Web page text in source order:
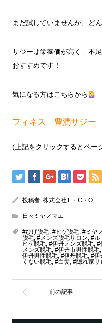
まだ試していませんが、ど
サジーは栄養価が高く、不
おすすめです！
気になる方はこちらから
フィネス 豊潤サジー
(上記をクリックするとペー
投稿者: 株式会社 E・C・O
日々ミヤノマエ
#ひげ脱毛, #ヒゲ脱毛, #ミヤ
脱毛, #メンズ脱毛サロン, #ル
ヒゲ脱毛, #伊丹メンズ脱毛, #
メンズ脱毛, #伊丹市男性脱毛,
伊丹男性脱毛, #伊丹脱毛, #伊
くない脱毛, #白髪, #隠れ家サ